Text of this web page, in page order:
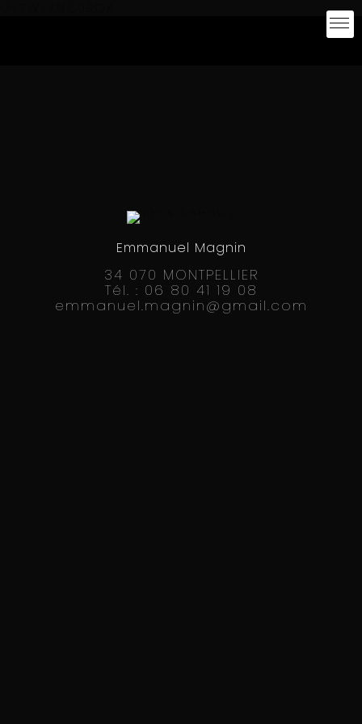
Emmanuel Magnin
34 070 MONTPELLIER
Tél. : 06 80 41 19 08
emmanuel.magnin@gmail.com